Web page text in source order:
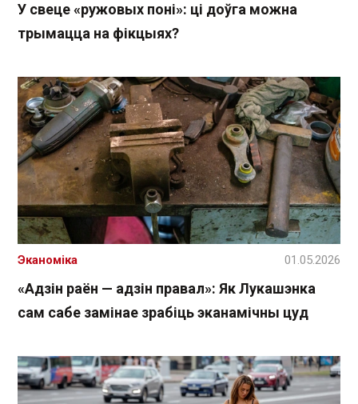
У свеце «ружовых поні»: ці доўга можна
трымацца на фікцыях?
«Адзін раён — адзін правал»: Як Лукашэнка
сам сабе замінае зрабіць эканамічны цуд
Эканоміка 01.05.2026